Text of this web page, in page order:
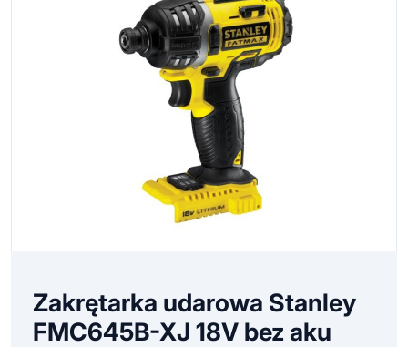
Zakrętarka udarowa Stanley
FMC645B-XJ 18V bez aku